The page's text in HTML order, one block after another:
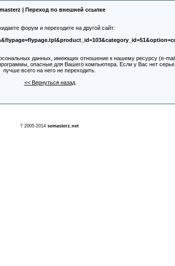
| Переход по внешней ссылке
форум и переходите на другой сайт:
данных, имеющих отношение к нашему ресурсу (e-
опасные для Вашего компьютера. Если у Вас нет
лучше всего на него не переходить.
<< Вернуться назад
? 2005-2014 semasterz.net